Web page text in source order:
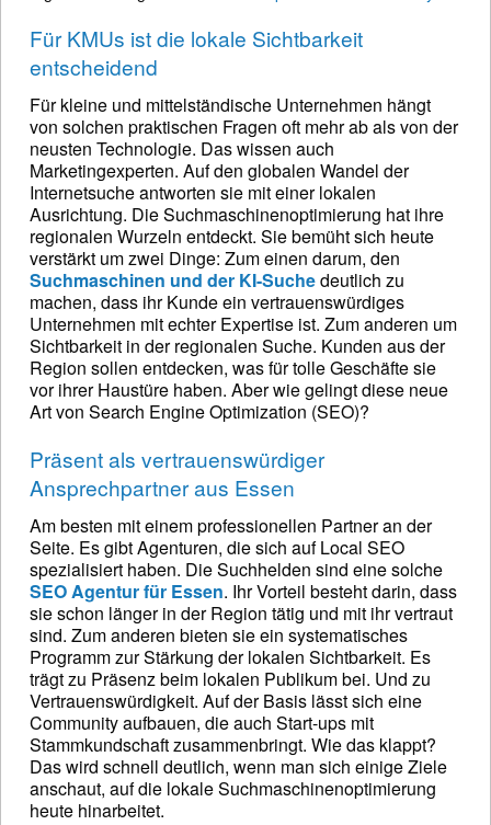
Für KMUs ist die lokale Sichtbarkeit
entscheidend
Für kleine und mittelständische Unternehmen hängt
von solchen praktischen Fragen oft mehr ab als von der
neusten Technologie. Das wissen auch
Marketingexperten. Auf den globalen Wandel der
Internetsuche antworten sie mit einer lokalen
Ausrichtung. Die Suchmaschinenoptimierung hat ihre
regionalen Wurzeln entdeckt. Sie bemüht sich heute
verstärkt um zwei Dinge: Zum einen darum, den
Suchmaschinen und der KI-Suchedeutlich zu
machen, dass ihr Kunde ein vertrauenswürdiges
Unternehmen mit echter Expertise ist. Zum anderen um
Sichtbarkeit in der regionalen Suche. Kunden aus der
Region sollen entdecken, was für tolle Geschäfte sie
vor ihrer Haustüre haben. Aber wie gelingt diese neue
Art von Search Engine Optimization (SEO)?
Präsent als vertrauenswürdiger
Ansprechpartner aus Essen
Am besten mit einem professionellen Partner an der
Seite. Es gibt Agenturen, die sich auf Local SEO
spezialisiert haben. Die Suchhelden sind eine solche
SEO Agentur für Essen. Ihr Vorteil besteht darin, dass
sie schon länger in der Region tätig und mit ihr vertraut
sind. Zum anderen bieten sie ein systematisches
Programm zur Stärkung der lokalen Sichtbarkeit. Es
trägt zu Präsenz beim lokalen Publikum bei. Und zu
Vertrauenswürdigkeit. Auf der Basis lässt sich eine
Community aufbauen, die auch Start-ups mit
Stammkundschaft zusammenbringt. Wie das klappt?
Das wird schnell deutlich, wenn man sich einige Ziele
anschaut, auf die lokale Suchmaschinenoptimierung
heute hinarbeitet.